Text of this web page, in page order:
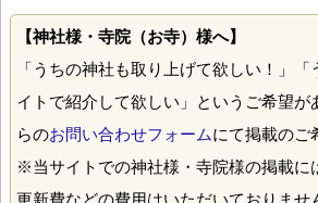
【神社様・寺院（お寺）様へ】
「うちの神社も取り上げて欲しい！」
イトで紹介して欲しい」というご希望が
らのお問い合わせフォームにて掲載のご
※当サイトでの神社様・寺院様の掲載に